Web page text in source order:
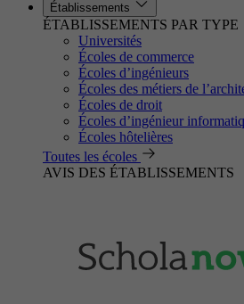
Établissements
ÉTABLISSEMENTS PAR TYPE
Universités
Écoles de commerce
Écoles d’ingénieurs
Écoles des métiers de
Écoles de droit
Écoles d’ingénieur
Écoles hôtelières
Toutes les écoles
AVIS DES ÉTABLISSEMENTS